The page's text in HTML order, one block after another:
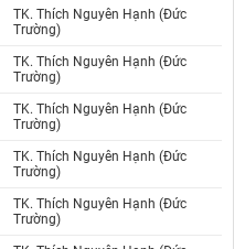
TK. Thích Nguyên Hạnh (Đức
Trường)
TK. Thích Nguyên Hạnh (Đức
Trường)
TK. Thích Nguyên Hạnh (Đức
Trường)
TK. Thích Nguyên Hạnh (Đức
Trường)
TK. Thích Nguyên Hạnh (Đức
Trường)